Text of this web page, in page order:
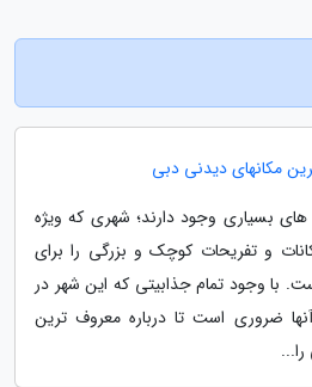
مکانهای دیدنی دبی
های بسیاری وجود دارند؛ شهری که ویژه
و تفریحات کوچک و بزرگی را برای
با وجود تمام جذابیتی که این شهر در
ضروری است تا درباره معروف ترین